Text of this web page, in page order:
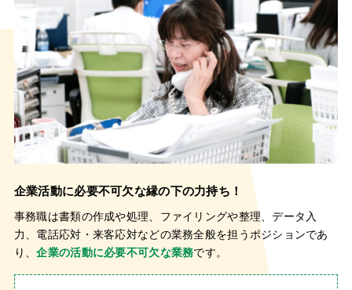
企業活動に必要不可欠な縁の下の力持ち！
事務職は書類の作成や処理、ファイリングや整理、データ入
力、電話応対・来客応対などの業務全般を担うポジションであ
り、企業の活動に必要不可欠な業務です。